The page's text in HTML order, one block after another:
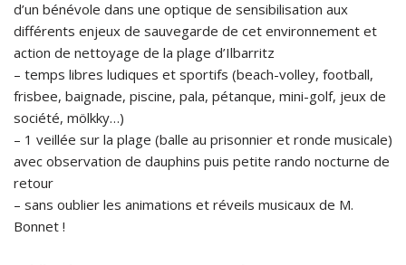
d’un bénévole dans une optique de sensibilisation aux
différents enjeux de sauvegarde de cet environnement et
action de nettoyage de la plage d’Ilbarritz
– temps libres ludiques et sportifs (beach-volley, football,
frisbee, baignade, piscine, pala, pétanque, mini-golf, jeux de
société, mölkky…)
– 1 veillée sur la plage (balle au prisonnier et ronde musicale)
avec observation de dauphins puis petite rando nocturne de
retour
– sans oublier les animations et réveils musicaux de M.
Bonnet !